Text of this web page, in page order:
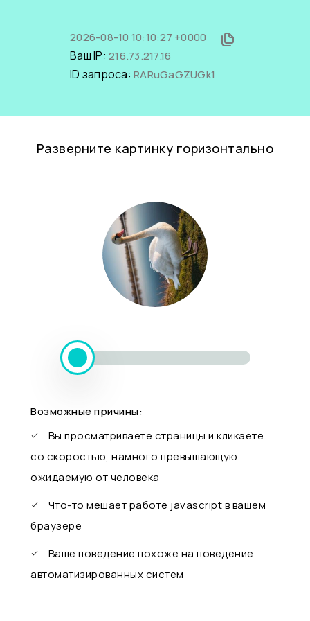
2026-08-10 10:10:27 +0000
Ваш IP: 216.73.217.16
ID запроса: RARuGaGZUGk1
Разверните картинку горизонтально
Возможные причины:
Вы просматриваете страницы и кликаете
со скоростью, намного превышающую
ожидаемую от человека
Что-то мешает работе javascript в вашем
браузере
Ваше поведение похоже на поведение
автоматизированных систем